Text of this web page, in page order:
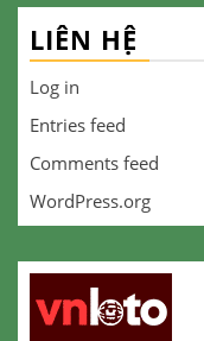
LIÊN HỆ
Log in
Entries feed
Comments feed
WordPress.org